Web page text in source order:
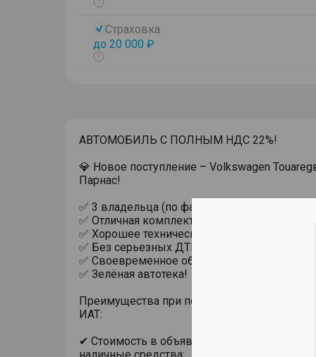
Показать
Страховка
до 20 000 ₽
Показать
АВТОМОБИЛЬ С ПОЛНЫМ НДС 22%!
💎 Новое поступление – Volkswagen
Парнас!
✅ 3 владельца (по факту 1)
✅ Отличная комплектация!
✅ Хорошее техническое состояние!
✅ Без серьезных ДТП!
✅ Своевременное обслуживание!
✅ Зелёная автотека!
Преимущества при покупке автомобиля с
ИАТ:
✔ Стоимость в объявлении актуальна при